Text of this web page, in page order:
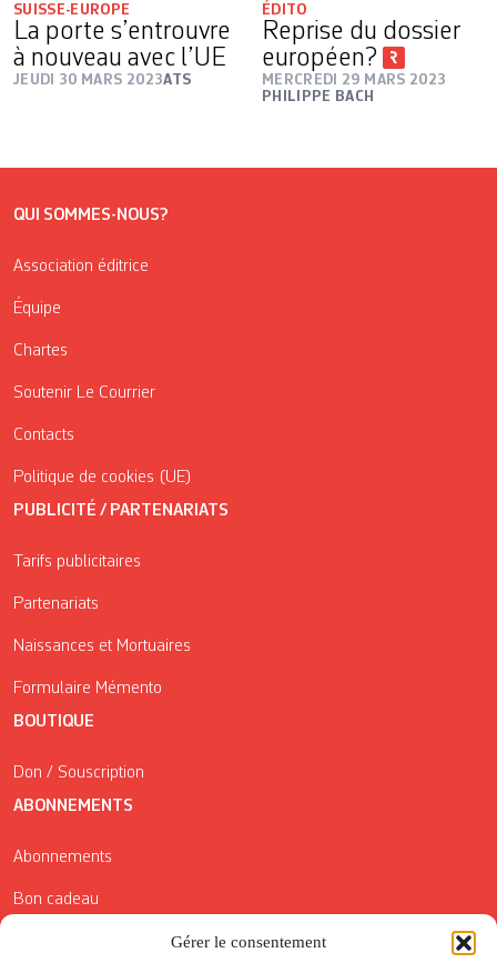
Gérer le consentement
SUISSE-EUROPE
La porte s’entrouvre
à nouveau avec l’UE
JEUDI 30 MARS 2023ATS
ÉDITO
Reprise du dossier
européen?
MERCREDI 29 MARS 2023
PHILIPPE BACH
QUI SOMMES-NOUS?
Association éditrice
Équipe
Chartes
Soutenir Le Courrier
Contacts
Politique de cookies (UE)
PUBLICITÉ / PARTENARIATS
Tarifs publicitaires
Partenariats
Naissances et Mortuaires
Formulaire Mémento
BOUTIQUE
Don / Souscription
ABONNEMENTS
Abonnements
Bon cadeau
Conditions générales de vente